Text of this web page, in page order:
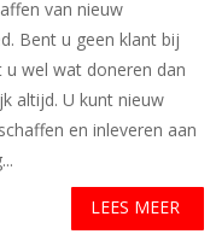
van nieuw
Bent u geen klant bij
u wel wat doneren dan
altijd. U kunt nieuw
en inleveren aan
LEES MEER